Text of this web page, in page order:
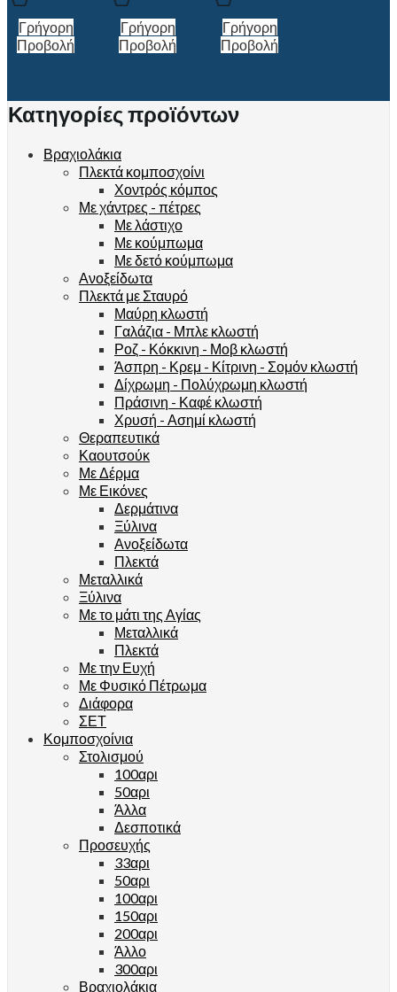
Γρήγορη
Προβολή
Γρήγορη
Προβολή
Γρήγορη
Προβολή
Κατηγορίες προϊόντων
Βραχιολάκια
Πλεκτά κομποσχοίνι
Χοντρός κόμπος
Με χάντρες - πέτρες
Με λάστιχο
Με κούμπωμα
Με δετό κούμπωμα
Ανοξείδωτα
Πλεκτά με Σταυρό
Μαύρη κλωστή
Γαλάζια - Μπλε κλωστή
Ροζ - Κόκκινη - Μοβ κλωστή
Άσπρη - Κρεμ - Κίτρινη - Σομόν κλωστή
Δίχρωμη - Πολύχρωμη κλωστή
Πράσινη - Καφέ κλωστή
Χρυσή - Ασημί κλωστή
Θεραπευτικά
Καουτσούκ
Με Δέρμα
Με Εικόνες
Δερμάτινα
Ξύλινα
Ανοξείδωτα
Πλεκτά
Μεταλλικά
Ξύλινα
Με το μάτι της Αγίας
Μεταλλικά
Πλεκτά
Με την Ευχή
Με Φυσικό Πέτρωμα
Διάφορα
ΣΕΤ
Κομποσχοίνια
Στολισμού
100αρι
50αρι
Άλλα
Δεσποτικά
Προσευχής
33αρι
50αρι
100αρι
150αρι
200αρι
Άλλο
300αρι
Βραχιολάκια